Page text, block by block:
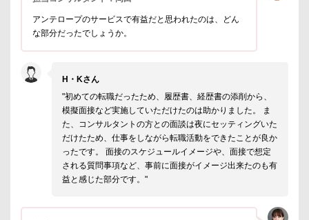
アンテロープのサービスで有益だと思われたのは、どん
な部分だったでしょうか。
H・Kさん
"初めての転職だったため、履歴書、経歴書の添削から、
模擬面接など実施していただけたのは助かりました。 ま
た、コンサルタントの方との面談は夜にセッティングいた
だけたため、仕事をしながら転職活動をできたことが良か
ったです。 面接のスケジュールイメージや、面接で想定
される質問事項など、事前に面接がイメージ出来たのも有
益と感じた部分です。"